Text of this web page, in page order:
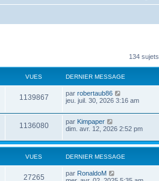
134 sujets
VUES DERNIER MESSAGE
1139867 par robertaub86
jeu. juil. 30, 2026 3:16 am
1136080 par Kimpaper
dim. avr. 12, 2026 2:52 pm
VUES DERNIER MESSAGE
27265 par RonaldoM